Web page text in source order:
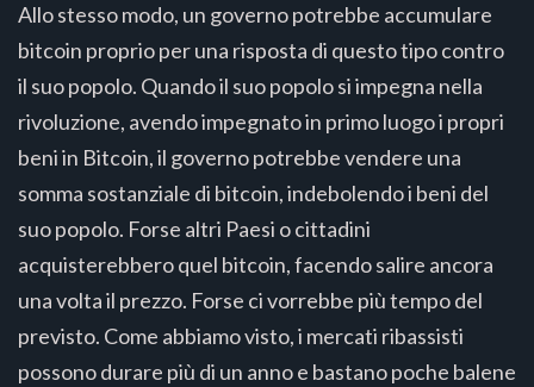
Allo stesso modo, un governo potrebbe accumulare
bitcoin proprio per una risposta di questo tipo contro
il suo popolo. Quando il suo popolo si impegna nella
rivoluzione, avendo impegnato in primo luogo i propri
beni in Bitcoin, il governo potrebbe vendere una
somma sostanziale di bitcoin, indebolendo i beni del
suo popolo. Forse altri Paesi o cittadini
acquisterebbero quel bitcoin, facendo salire ancora
una volta il prezzo. Forse ci vorrebbe più tempo del
previsto. Come abbiamo visto, i mercati ribassisti
possono durare più di un anno e bastano poche balene